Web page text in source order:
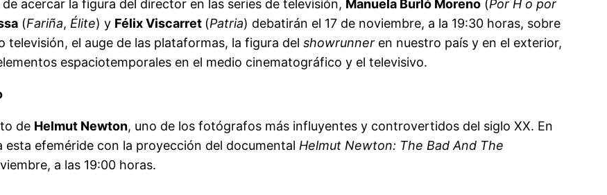
acercar la figura del director en las series de televisión, Manuela Burló Moreno (Por H o por
(Fariña, Élite) y Félix Viscarret (Patria) debatirán el 17 de noviembre, a la 19:30 horas, sobre
el auge de las plataformas, la figura del showrunner en nuestro país y en el exterior,
espaciotemporales en el medio cinematográfico y el televisivo.
de Helmut Newton, uno de los fotógrafos más influyentes y controvertidos del siglo XX. En
efeméride con la proyección del documental Helmut Newton: The Bad And The
a las 19:00 horas.